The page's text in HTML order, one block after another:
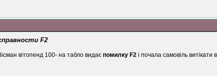
F2
вітопенд 100- на табло видає помилку F2 і почала самовіль витікати